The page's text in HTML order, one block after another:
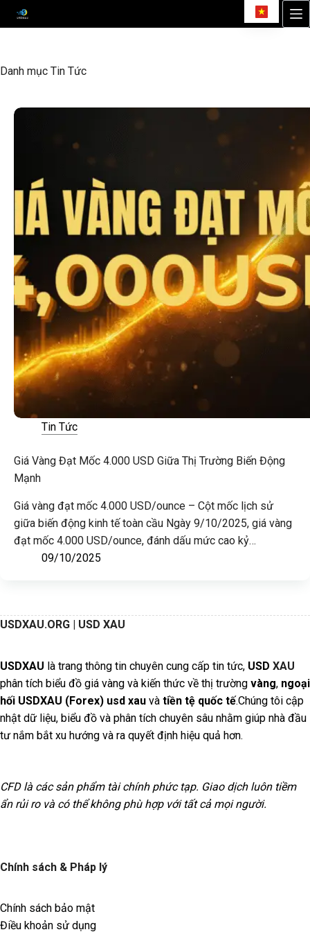
Chuyển
đến
dung
Danh mục Tin Tức
Tin Tức
Giá Vàng Đạt Mốc 4.000 USD Giữa Thị Trường Biến Động
Mạnh
Giá vàng đạt mốc 4.000 USD/ounce – Cột mốc lịch sử
giữa biến động kinh tế toàn cầu Ngày 9/10/2025, giá vàng
đạt mốc 4.000 USD/ounce, đánh dấu mức cao kỷ…
09/10/2025
USDXAU.ORG | USD XAU
USDXAU là trang thông tin chuyên cung cấp tin tức, USD XAU
phân tích biểu đồ giá vàng và kiến thức về thị trường vàng, ngoại
hối USDXAU (Forex) usd xau và tiền tệ quốc tế.Chúng tôi cập
nhật dữ liệu, biểu đồ và phân tích chuyên sâu nhằm giúp nhà đầu
tư nắm bắt xu hướng và ra quyết định hiệu quả hơn.
CFD là các sản phẩm tài chính phức tạp. Giao dịch luôn tiềm
ẩn rủi ro và có thể không phù hợp với tất cả mọi người.
Chính sách & Pháp lý
Chính sách bảo mật
Điều khoản sử dụng